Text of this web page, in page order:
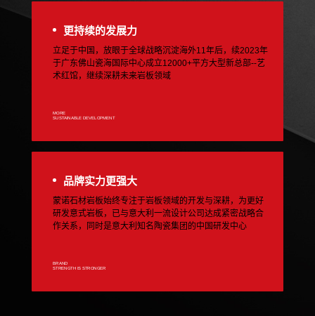
更持续的发展力
立足于中国，放眼于全球战略沉淀海外11年后，续2023年
于广东佛山瓷海国际中心成立12000+平方大型新总部--艺
术红馆，继续深耕未来岩板领域
MORE
SUSTAINABLE DEVELOPMENT
品牌实力更强大
蒙诺石材岩板始终专注于岩板领域的开发与深耕，为更好
研发意式岩板，已与意大利一流设计公司达成紧密战略合
作关系，同时是意大利知名陶瓷集团的中国研发中心
BRAND
STRENGTH IS STRONGER